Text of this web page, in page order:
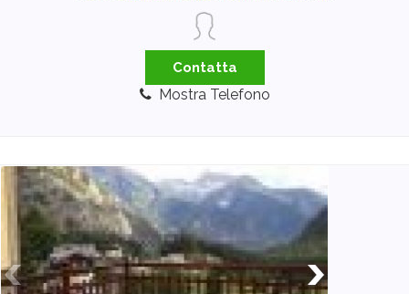
Contatta
Mostra Telefono